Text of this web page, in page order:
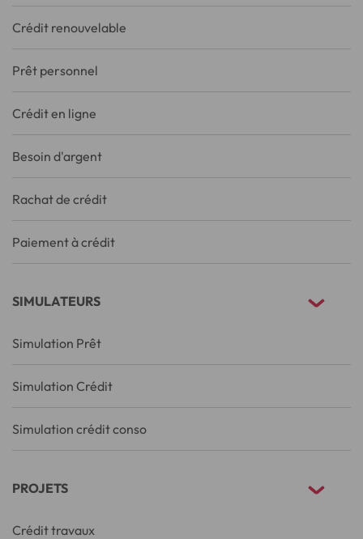
Crédit renouvelable
Prêt personnel
Crédit en ligne
Besoin d'argent
Rachat de crédit
Paiement à crédit
SIMULATEURS
Simulation Prêt
Simulation Crédit
Simulation crédit conso
PROJETS
Crédit travaux